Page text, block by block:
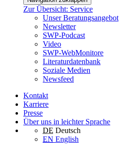
Zur Übersicht: Service
Unser Beratungsangebot
Newsletter
SWP-Podcast
Video
SWP-WebMonitore
Literaturdatenbank
Soziale Medien
Newsfeed
Kontakt
Karriere
Presse
Über uns in leichter Sprache
DE Deutsch
EN English